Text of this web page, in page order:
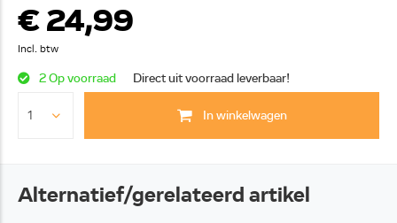
€ 24,99
Incl. btw
2 Op voorraad Direct uit voorraad leverbaar!
In winkelwagen
Alternatief/gerelateerd artikel